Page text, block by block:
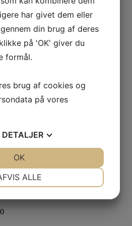
design.dk
23
har givet dem eller
din brug af deres
på 'OK' giver du
formål.
brug af cookies og
på vores
DETALJER
ALLE
OK